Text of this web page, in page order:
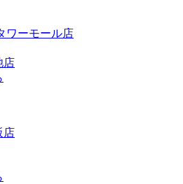
ワーモール店
店
店